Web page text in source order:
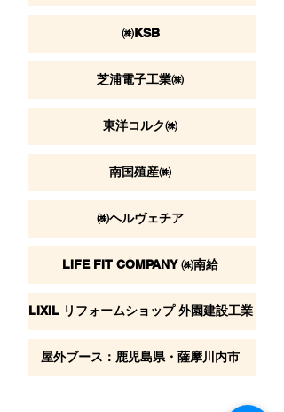
㈱KSB
芝浦電子工業㈱
東洋コルク㈱
南国殖産㈱
㈱ヘルヴェチア
LIFE FIT COMPANY ㈱南給
LIXIL リフォームショップ 外園建設工業
屋外ブース：鹿児島県・薩摩川内市